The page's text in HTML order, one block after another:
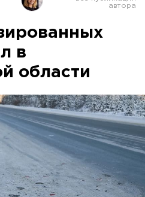
в
области